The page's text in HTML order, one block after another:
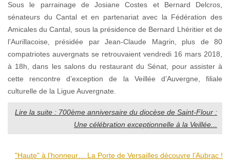
Sous le parrainage de Josiane Costes et Bernard Delcros,
sénateurs du Cantal et en partenariat avec la Fédération des
Amicales du Cantal, sous la présidence de Bernard Lhéritier et de
l’Aurillacoise, présidée par Jean-Claude Magrin, plus de 80
compatriotes auvergnats se retrouvaient vendredi 16 mars 2018,
à 18h, dans les salons du restaurant du Sénat, pour assister à
cette rencontre d’exception de la Veillée d’Auvergne, filiale
culturelle de la Ligue Auvergnate.
Lire la suite : 700ème anniversaire du diocèse de Saint-Flour :
Une célébration exceptionnelle à la Veillée...
"Haute" à l’honneur… La Porte de Versailles découvre l’Aubrac !